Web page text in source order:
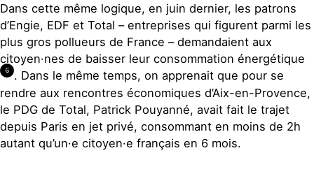
Dans cette même logique, en juin dernier, les patrons
d’Engie, EDF et Total – entreprises qui figurent parmi les
plus gros pollueurs de France – demandaient aux
citoyen·nes de baisser leur consommation énergétique
6
. Dans le même temps, on apprenait que pour se
rendre aux rencontres économiques d’Aix-en-Provence,
le PDG de Total, Patrick Pouyanné, avait fait le trajet
depuis Paris en jet privé, consommant en moins de 2h
autant qu’un·e citoyen·e français en 6 mois.